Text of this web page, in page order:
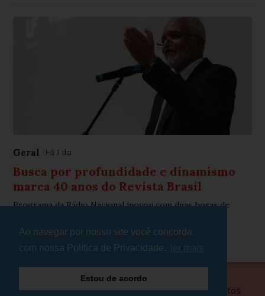
Ao navegar por nosso site você concorda
com nossa Política de Privacidade.
ler mais
Estou de acordo
Geral Há 1 dia
Busca por profundidade e dinamismo
marca 40 anos do Revista Brasil
Programa da Rádio Nacional inovou com duas horas de
© Copyright 2026 - Plantão Minas - Todos os direitos